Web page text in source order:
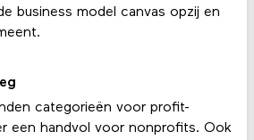
business model canvas opzij en
categorieën voor profit-
een handvol voor nonprofits. Ook